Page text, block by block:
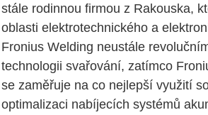
stále rodinnou firmou z Rakouska,
oblasti elektrotechnického a
Fronius Welding neustále
technologii svařování, zatímco
se zaměřuje na co nejlepší využití
optimalizaci nabíjecích systémů